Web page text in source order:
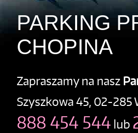
PARKING
CHOPINA
Zapraszamy na nasz
Szyszkowa 45, 02-285
888 454 544 lub